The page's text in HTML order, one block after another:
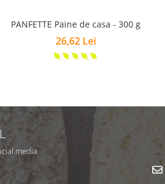
PANFETTE Paine de casa - 300 g
26,62 Lei
media